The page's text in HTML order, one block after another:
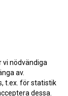
vi nödvändiga
av.
t.ex. för statistik
dessa.